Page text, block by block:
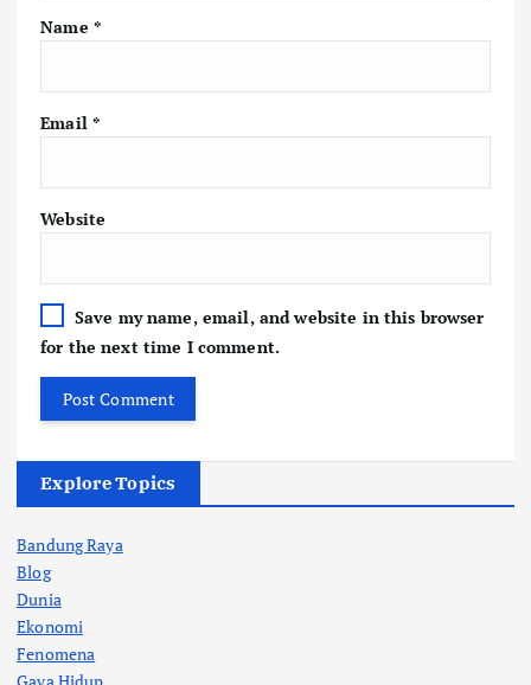
Name *
Email *
Website
Save my name, email, and website in this browser
for the next time I comment.
Explore Topics
Bandung Raya
Blog
Dunia
Ekonomi
Fenomena